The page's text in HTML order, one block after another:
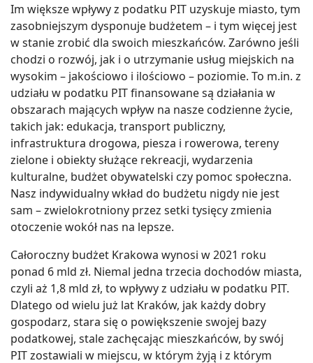
Im większe wpływy z podatku PIT uzyskuje miasto, tym
zasobniejszym dysponuje budżetem – i tym więcej jest
w stanie zrobić dla swoich mieszkańców. Zarówno jeśli
chodzi o rozwój, jak i o utrzymanie usług miejskich na
wysokim – jakościowo i ilościowo – poziomie. To m.in. z
udziału w podatku PIT finansowane są działania w
obszarach mających wpływ na nasze codzienne życie,
takich jak: edukacja, transport publiczny,
infrastruktura drogowa, piesza i rowerowa, tereny
zielone i obiekty służące rekreacji, wydarzenia
kulturalne, budżet obywatelski czy pomoc społeczna.
Nasz indywidualny wkład do budżetu nigdy nie jest
sam – zwielokrotniony przez setki tysięcy zmienia
otoczenie wokół nas na lepsze.
Całoroczny budżet Krakowa wynosi w 2021 roku
ponad 6 mld zł. Niemal jedna trzecia dochodów miasta,
czyli aż 1,8 mld zł, to wpływy z udziału w podatku PIT.
Dlatego od wielu już lat Kraków, jak każdy dobry
gospodarz, stara się o powiększenie swojej bazy
podatkowej, stale zachęcając mieszkańców, by swój
PIT zostawiali w miejscu, w którym żyją i z którym